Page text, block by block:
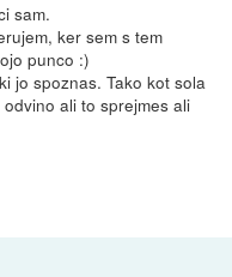
sam.
ker sem s tem
punco :)
jo spoznas. Tako kot sola
ali to sprejmes ali